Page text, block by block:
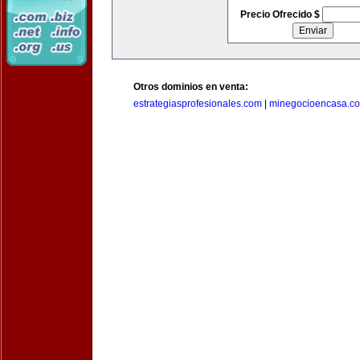
Precio Ofrecido $
Otros dominios en venta:
estrategiasprofesionales.com